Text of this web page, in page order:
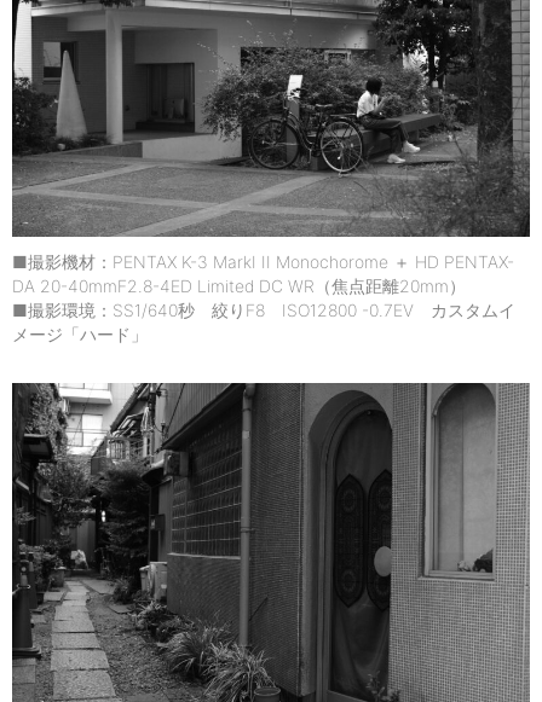
■撮影機材：PENTAX K-3 MarkI II Monochorome ＋ HD PENTAX-
DA 20-40mmF2.8-4ED Limited DC WR（焦点距離20mm）
■撮影環境：SS1/640秒 絞りF8 ISO12800 -0.7EV カスタムイ
メージ「ハード」